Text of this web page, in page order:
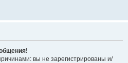
вы не зарегистрированы и/